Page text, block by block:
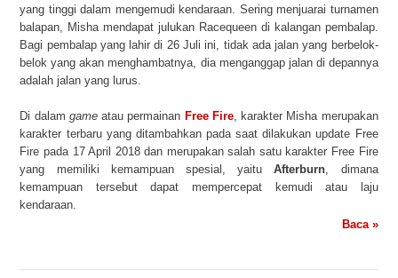
yang tinggi dalam mengemudi kendaraan. Sering menjuarai turnamen
balapan, Misha mendapat julukan Racequeen di kalangan pembalap.
Bagi pembalap yang lahir di 26 Juli ini, tidak ada jalan yang berbelok-
belok yang akan menghambatnya, dia menganggap jalan di depannya
adalah jalan yang lurus.
Di dalam gameatau permainan Free Fire, karakter Misha merupakan
karakter terbaru yang ditambahkan pada saat dilakukan update Free
Fire pada 17 April 2018 dan merupakan salah satu karakter Free Fire
yang memiliki kemampuan spesial, yaituAfterburn, dimana
kemampuan tersebut dapat mempercepat kemudi atau laju
kendaraan.
Baca »